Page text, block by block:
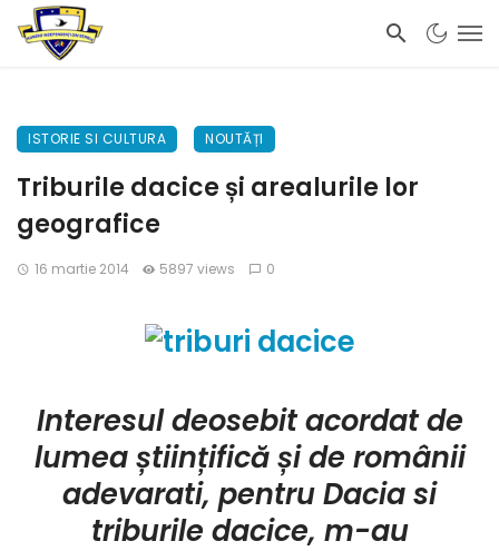
ISTORIE SI CULTURA NOUTĂȚI
Triburile dacice și arealurile lor
geografice
16 martie 2014 5897 views 0
Interesul deosebit acordat de
lumea științifică și de românii
adevarati, pentru Dacia si
triburile dacice, m-au